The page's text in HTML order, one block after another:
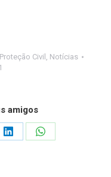
Civil , Notícias
amigos
Share
Share